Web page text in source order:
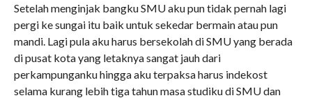
Setelah menginjak bangku SMU aku pun tidak pernah lagi
pergi ke sungai itu baik untuk sekedar bermain atau pun
mandi. Lagi pula aku harus bersekolah di SMU yang berada
di pusat kota yang letaknya sangat jauh dari
perkampunganku hingga aku terpaksa harus indekost
selama kurang lebih tiga tahun masa studiku di SMU dan